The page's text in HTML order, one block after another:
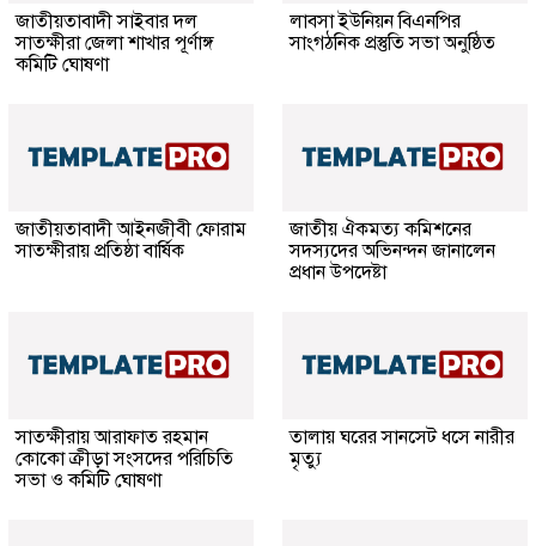
জাতীয়তাবাদী সাইবার দল
সাতক্ষীরা জেলা শাখার পূর্ণাঙ্গ
কমিটি ঘোষণা
লাবসা ইউনিয়ন বিএনপির
সাংগঠনিক প্রস্তুতি সভা অনুষ্ঠিত
জাতীয়তাবাদী আইনজীবী ফোরাম
সাতক্ষীরায় প্রতিষ্ঠা বার্ষিক
জাতীয় ঐকমত্য কমিশনের
সদস্যদের অভিনন্দন জানালেন
প্রধান উপদেষ্টা
সাতক্ষীরায় আরাফাত রহমান
কোকো ক্রীড়া সংসদের পরিচিতি
সভা ও কমিটি ঘোষণা
তালায় ঘরের সানসেট ধসে নারীর
মৃত্যু